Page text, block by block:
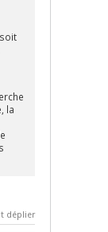
la
déplier